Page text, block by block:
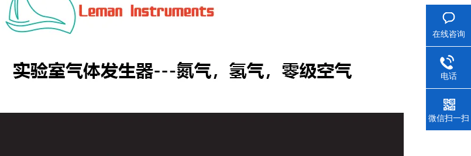
在线咨询
电话
微信扫一扫